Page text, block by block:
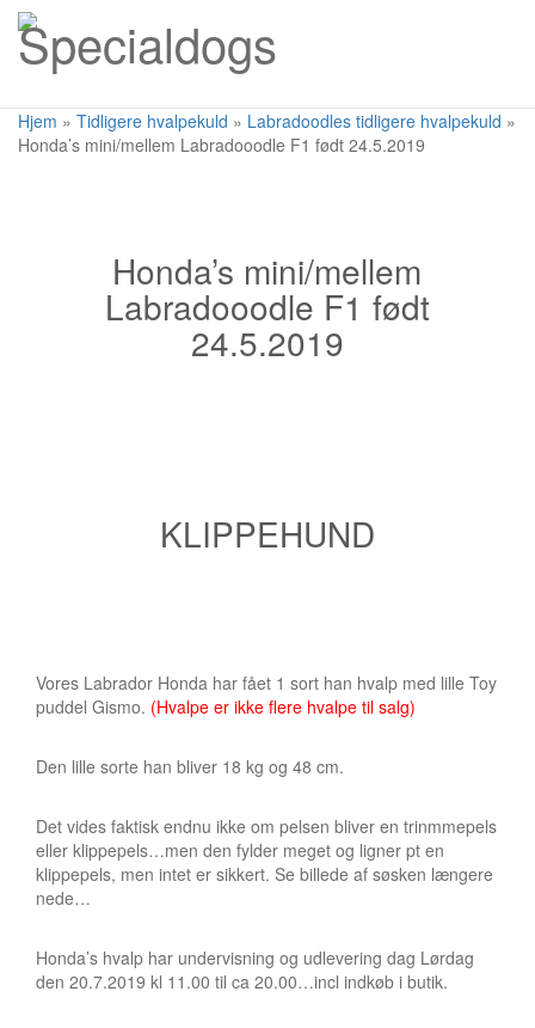
Hjem » Tidligere hvalpekuld » Labradoodles tidligere hvalpekuld »
Honda’s mini/mellem Labradooodle F1 født 24.5.2019
Honda’s mini/mellem
Labradooodle F1 født
24.5.2019
KLIPPEHUND
Vores Labrador Honda har fået 1 sort han hvalp med lille Toy
puddel Gismo. (Hvalpe er ikke flere hvalpe til salg)
Den lille sorte han bliver 18 kg og 48 cm.
Det vides faktisk endnu ikke om pelsen bliver en trinmmepels
eller klippepels…men den fylder meget og ligner pt en
klippepels, men intet er sikkert. Se billede af søsken længere
nede…
Honda’s hvalp har undervisning og udlevering dag Lørdag
den 20.7.2019 kl 11.00 til ca 20.00…incl indkøb i butik.